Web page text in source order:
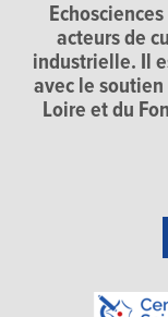
acteurs de
industrielle. Il
avec le
Loire et du